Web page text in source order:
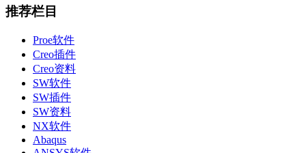
推荐栏目
Proe软件
Creo插件
Creo资料
SW软件
SW插件
SW资料
NX软件
Abaqus